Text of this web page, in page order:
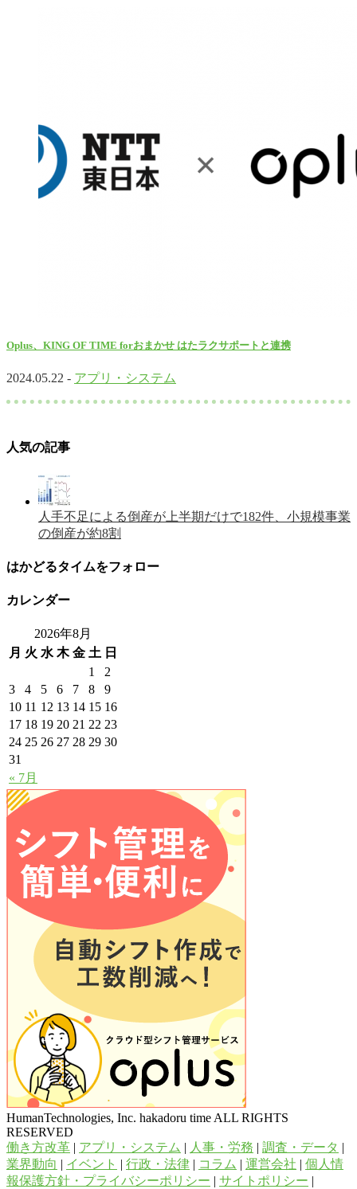
Oplus、KING OF TIME forおまかせ はたラクサポートと連携
2024.05.22 - アプリ・システム
人気の記事
人手不足による倒産が上半期だけで182件、小規模事業
の倒産が約8割
はかどるタイムをフォロー
カレンダー
2026年8月
月 火 水 木 金 土 日
« 7月
1
2
3
4 5 6 7 8
9
10 11 12 13 14 15 16
17 18 19 20 21 22 23
24 25 26 27 28 29 30
31
HumanTechnologies, Inc. hakadoru time ALL RIGHTS
RESERVED
働き方改革 | アプリ・システム | 人事・労務 | 調査・データ |
業界動向 | イベント | 行政・法律 | コラム | 運営会社 | 個人情
報保護方針・プライバシーポリシー | サイトポリシー |